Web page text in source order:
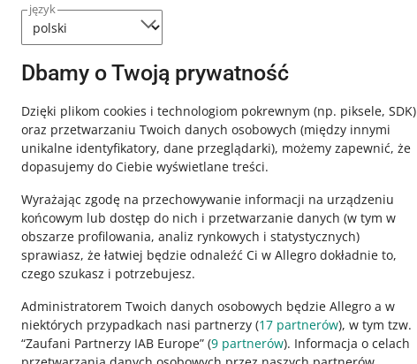
język
Dbamy o Twoją prywatność
Dzięki plikom cookies i technologiom pokrewnym (np. piksele, SDK)
oraz przetwarzaniu Twoich danych osobowych (między innymi
unikalne identyfikatory, dane przeglądarki), możemy zapewnić, że
dopasujemy do Ciebie wyświetlane treści.
Wyrażając zgodę na przechowywanie informacji na urządzeniu
końcowym lub dostęp do nich i przetwarzanie danych (w tym w
obszarze profilowania, analiz rynkowych i statystycznych)
sprawiasz, że łatwiej będzie odnaleźć Ci w Allegro dokładnie to,
czego szukasz i potrzebujesz.
Administratorem Twoich danych osobowych będzie Allegro a w
niektórych przypadkach nasi partnerzy (17 partnerów), w tym tzw.
“Zaufani Partnerzy IAB Europe” (9 partnerów). Informacja o celach
motyw jasny